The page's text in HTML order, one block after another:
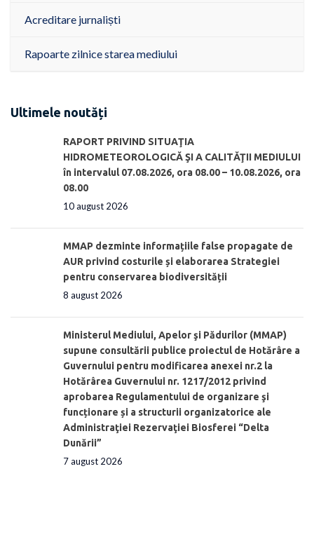
Acreditare jurnaliști
Rapoarte zilnice starea mediului
Ultimele noutăți
RAPORT PRIVIND SITUAŢIA
HIDROMETEOROLOGICĂ ŞI A CALITĂŢII MEDIULUI
în intervalul 07.08.2026, ora 08.00 – 10.08.2026, ora
08.00
10 august 2026
MMAP dezminte informațiile false propagate de
AUR privind costurile și elaborarea Strategiei
pentru conservarea biodiversității
8 august 2026
Ministerul Mediului, Apelor şi Pădurilor (MMAP)
supune consultării publice proiectul de Hotărâre a
Guvernului pentru modificarea anexei nr.2 la
Hotărârea Guvernului nr. 1217/2012 privind
aprobarea Regulamentului de organizare şi
funcționare și a structurii organizatorice ale
Administraţiei Rezervaţiei Biosferei “Delta
Dunării”
7 august 2026